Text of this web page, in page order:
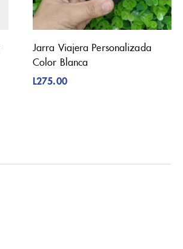
Jarra Viajera Personalizada
Color Blanca
L275.00